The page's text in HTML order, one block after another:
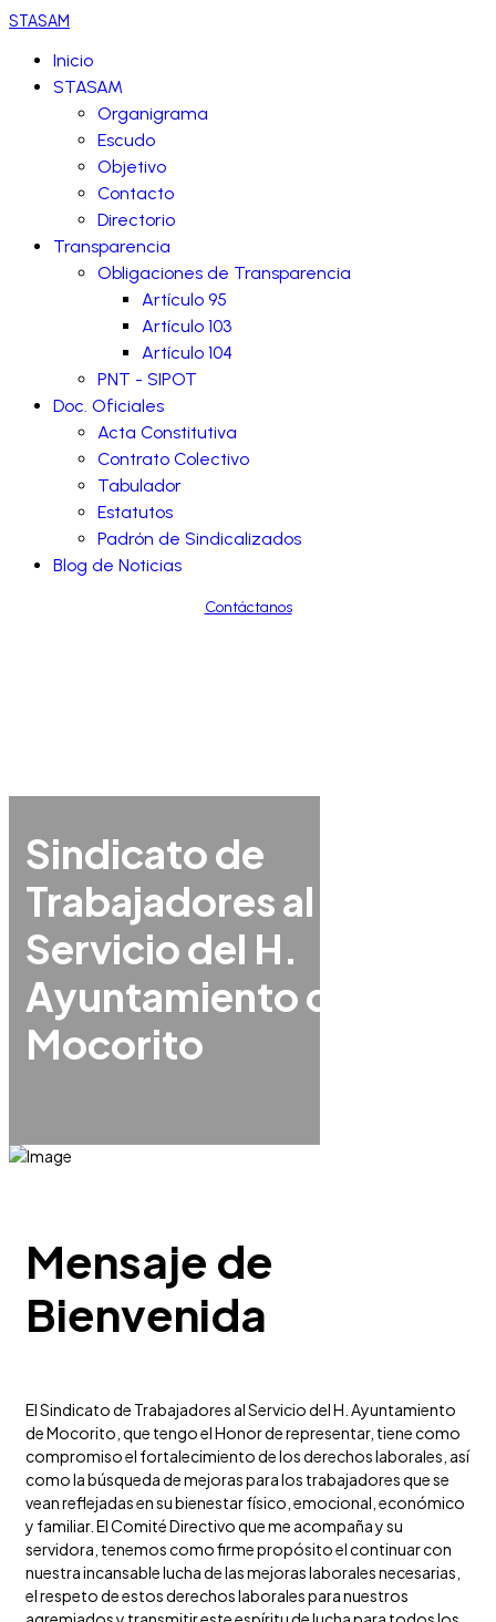
STASAM
Inicio
STASAM
Organigrama
Escudo
Objetivo
Contacto
Directorio
Transparencia
Obligaciones de Transparencia
Artículo 95
Artículo 103
Artículo 104
PNT - SIPOT
Doc. Oficiales
Acta Constitutiva
Contrato Colectivo
Tabulador
Estatutos
Padrón de Sindicalizados
Blog de Noticias
Contáctanos
Sindicato de
Trabajadores al
Servicio del H.
Ayuntamiento de
Mocorito
Mensaje de
Bienvenida
El Sindicato de Trabajadores al Servicio del H. Ayuntamiento
de Mocorito, que tengo el Honor de representar, tiene como
compromiso el fortalecimiento de los derechos laborales, así
como la búsqueda de mejoras para los trabajadores que se
vean reflejadas en su bienestar físico, emocional, económico
y familiar. El Comité Directivo que me acompaña y su
servidora, tenemos como firme propósito el continuar con
nuestra incansable lucha de las mejoras laborales necesarias,
el respeto de estos derechos laborales para nuestros